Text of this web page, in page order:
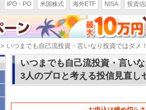
IPO・PO 米国株式 海外ETF NISA 投資
> いつまでも自己流投資・言いなり投資ではダメ
いつまでも自己流投資・言い
3人のプロと考える投信見直し